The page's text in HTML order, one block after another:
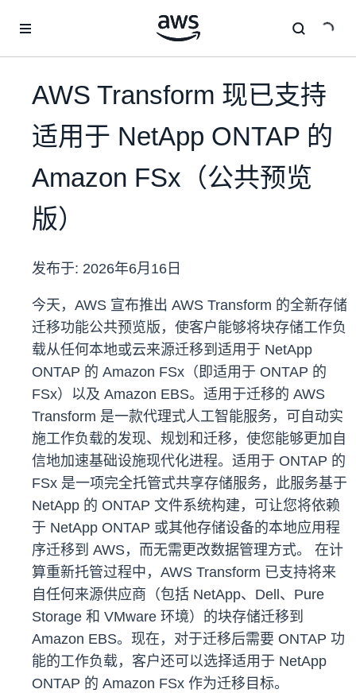
AWS Transform 现已支持
适用于 NetApp ONTAP 的
Amazon FSx（公共预览
版）
发布于: 2026年6月16日
今天，AWS 宣布推出 AWS Transform 的全新存储
迁移功能公共预览版，使客户能够将块存储工作负
载从任何本地或云来源迁移到适用于 NetApp
ONTAP 的 Amazon FSx（即适用于 ONTAP 的
FSx）以及 Amazon EBS。适用于迁移的 AWS
Transform 是一款代理式人工智能服务，可自动实
施工作负载的发现、规划和迁移，使您能够更加自
信地加速基础设施现代化进程。适用于 ONTAP 的
FSx 是一项完全托管式共享存储服务，此服务基于
NetApp 的 ONTAP 文件系统构建，可让您将依赖
于 NetApp ONTAP 或其他存储设备的本地应用程
序迁移到 AWS，而无需更改数据管理方式。 在计
算重新托管过程中，AWS Transform 已支持将来
自任何来源供应商（包括 NetApp、Dell、Pure
Storage 和 VMware 环境）的块存储迁移到
Amazon EBS。现在，对于迁移后需要 ONTAP 功
能的工作负载，客户还可以选择适用于 NetApp
ONTAP 的 Amazon FSx 作为迁移目标。